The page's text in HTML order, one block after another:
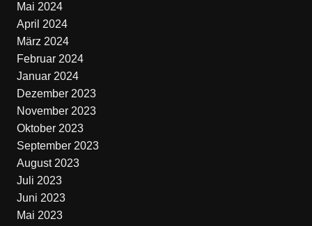
Mai 2024
April 2024
März 2024
Februar 2024
Januar 2024
Dezember 2023
November 2023
Oktober 2023
September 2023
August 2023
Juli 2023
Juni 2023
Mai 2023